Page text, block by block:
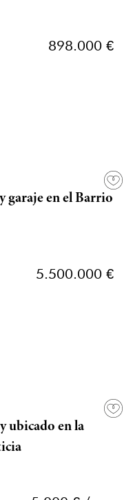
898.000 €
garaje en el Barrio
5.500.000 €
ubicado en la